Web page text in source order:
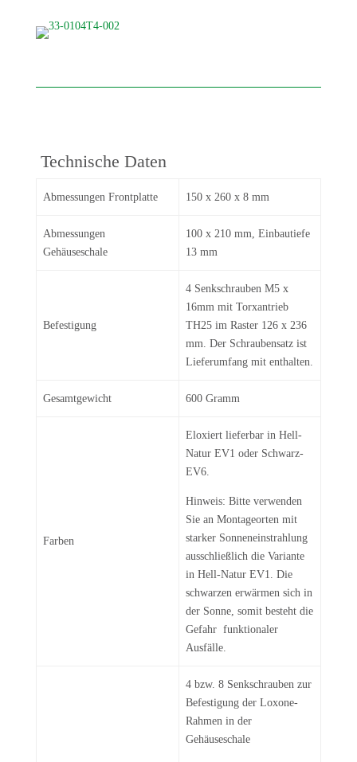
Technische Daten
Abmessungen Frontplatte 150 x 260 x 8 mm
Abmessungen
Gehäuseschale
100 x 210 mm, Einbautiefe
13 mm
Befestigung
4 Senkschrauben M5 x
16mm mit Torxantrieb
TH25 im Raster 126 x 236
mm. Der Schraubensatz ist
Lieferumfang mit enthalten.
Gesamtgewicht 600 Gramm
Farben
Eloxiert lieferbar in Hell-
Natur EV1 oder Schwarz-
EV6.
Hinweis: Bitte verwenden
Sie an Montageorten mit
starker Sonneneinstrahlung
ausschließlich die Variante
in Hell-Natur EV1. Die
schwarzen erwärmen sich in
der Sonne, somit besteht die
Gefahr funktionaler
Ausfälle.
4 bzw. 8 Senkschrauben zur
Befestigung der Loxone-
Rahmen in der
Gehäuseschale